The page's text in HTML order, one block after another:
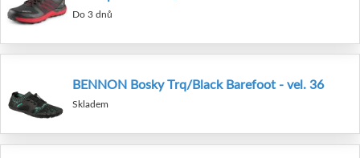
Do 3 dnů
BENNON Bosky Trq/Black Barefoot - vel. 36
Skladem